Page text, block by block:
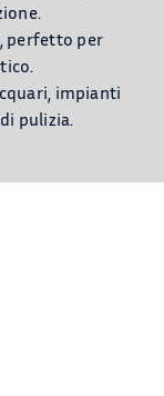
perfetto per
impianti
pulizia.